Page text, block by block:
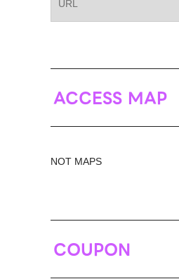
URL
ACCESS MAP
NOT MAPS
COUPON